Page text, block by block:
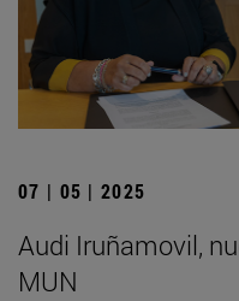
07 | 05 | 2025
Audi Iruñamovil,
MUN